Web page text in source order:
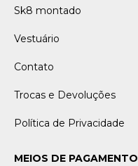
Sk8 montado
Vestuário
Contato
Trocas e Devoluções
Política de Privacidade
MEIOS DE PAGAMENTO